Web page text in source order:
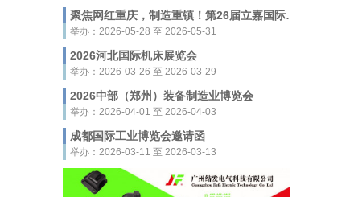
聚焦网红重庆，制造重镇！第26届立嘉国际智能装备展览会，5月28-31日启幕
举办：2026-05-28 至 2026-05-31
2026河北国际机床展览会
举办：2026-03-26 至 2026-03-29
2026中部（郑州）装备制造业博览会
举办：2026-04-01 至 2026-04-03
成都国际工业博览会邀请函
举办：2026-03-11 至 2026-03-13